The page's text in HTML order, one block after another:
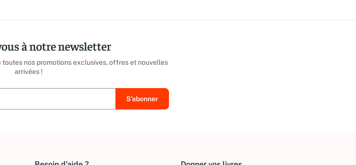
à notre newsletter
toutes nos promotions exclusives, offres et nouvelles
arrivées !